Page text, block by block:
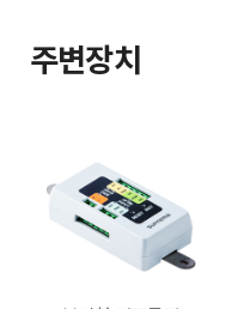
주변장치